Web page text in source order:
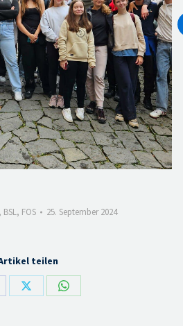
BSL, FOS 25. September 2024
teilen
Share
Share